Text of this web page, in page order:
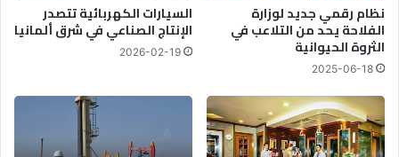
نظام رقمي جديد لوزارة
الفلاحة يحد من التلاعب في
الثروة الحيوانية
2025-06-18
السيارات الكهربائية تتصدر
الإنتاج الصناعي في شرق ألمانيا
2026-02-19